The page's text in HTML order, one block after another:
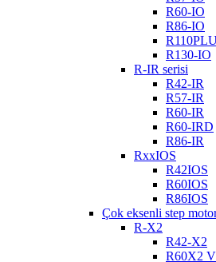
R60-IO
R86-IO
R130-IO
R-IR serisi
R42-IR
R57-IR
R60-IR
R60-IRD
R86-IR
RxxIOS
R42IOS
R60IOS
R86IOS
Çok eksenli step
R-X2
R42-X2
R60X2